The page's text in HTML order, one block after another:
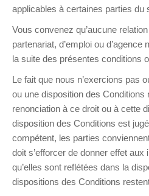
applicables à certaines parties du
Vous convenez qu’aucune
partenariat, d’emploi ou d’agence
la suite des présentes conditions
Le fait que nous n’exercions pas
ou une disposition des Conditions
renonciation à ce droit ou à cette
disposition des Conditions est
compétent, les parties
doit s’efforcer de donner effet
qu’elles sont reflétées dans la
dispositions des Conditions